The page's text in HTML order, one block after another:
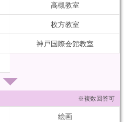
高槻教室
枚方教室
神戸国際会館教室
※複数回答可
絵画